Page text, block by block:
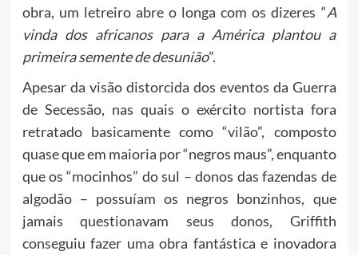
obra, um letreiro abre o longa com os dizeres “A
vinda dos africanos para a América plantou a
primeira semente de desunião”.
Apesar da visão distorcida dos eventos da Guerra
de Secessão, nas quais o exército nortista fora
retratado basicamente como “vilão”, composto
quase que em maioria por “negros maus”, enquanto
que os “mocinhos” do sul – donos das fazendas de
algodão – possuíam os negros bonzinhos, que
jamais questionavam seus donos, Griffith
conseguiu fazer uma obra fantástica e inovadora